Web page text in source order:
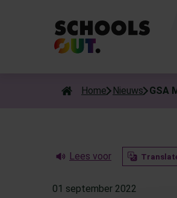
Als de resultaten voor automatisch
Home Nieuws GSA
Lees voor
01 september 2022